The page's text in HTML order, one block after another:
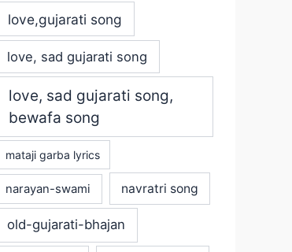
love,gujarati song
love, sad gujarati song
love, sad gujarati song,
bewafa song
mataji garba lyrics
narayan-swami navratri song
old-gujarati-bhajan